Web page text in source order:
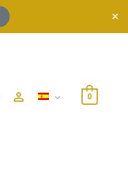
✕
person_outline 0